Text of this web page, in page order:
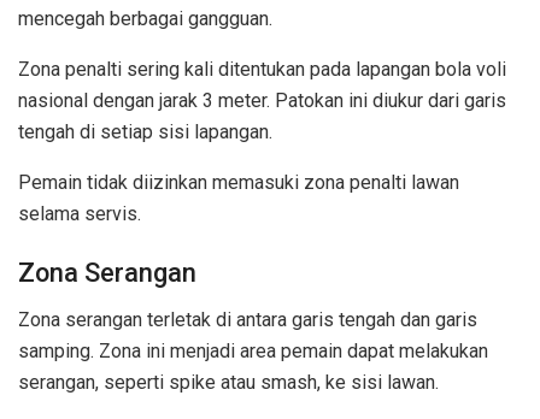
mencegah berbagai gangguan.
Zona penalti sering kali ditentukan pada lapangan bola voli
nasional dengan jarak 3 meter. Patokan ini diukur dari garis
tengah di setiap sisi lapangan.
Pemain tidak diizinkan memasuki zona penalti lawan
selama servis.
Zona Serangan
Zona serangan terletak di antara garis tengah dan garis
samping. Zona ini menjadi area pemain dapat melakukan
serangan, seperti spike atau smash, ke sisi lawan.